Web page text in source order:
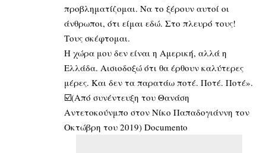
προβληματίζομαι. Να το ξέρουν αυτοί οι
άνθρωποι, ότι είμαι εδώ. Στο πλευρό τους!
Τους σκέφτομαι.
Η χώρα μου δεν είναι η Αμερική, αλλά η
Ελλάδα. Αισιοδοξώ ότι θα έρθουν καλύτερες
μέρες. Και δεν τα παρατάω ποτέ. Ποτέ. Ποτέ».
☑️(Από συνέντευξη του Θανάση
Αντετοκούνμπο στον Νίκο Παπαδογιάννη τον
Οκτώβρη του 2019) Documento